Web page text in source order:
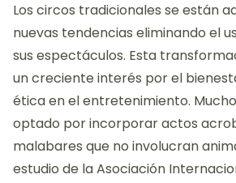
Los circos tradicionales se están
nuevas tendencias eliminando el
sus espectáculos. Esta
un creciente interés por el
ética en el entretenimiento.
optado por incorporar actos
malabares que no involucran
estudio de la Asociación